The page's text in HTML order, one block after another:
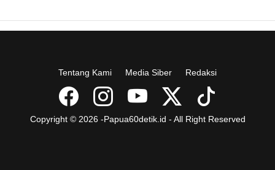
Tentang Kami Media Siber Redaksi
Copyright © 2026 -Papua60detik.id - All Right Reserved